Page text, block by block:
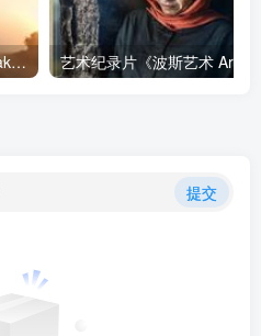
社会生活纪录片《马加拉 Makala》下载
提交